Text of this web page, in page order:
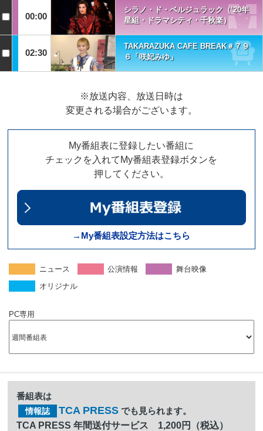
00:00
シラノ・ド・ベルジュラック（’20年
星組・ドラマシティ・千秋楽）
02:30
TAKARAZUKA CAFE BREAK＃７９
６「咲妃みゆ」
※放送内容、放送日時は
変更される場合がございます。
My番組表に登録したい番組に
チェックを入れてMy番組表登録ボタンを
押してください。
→My番組表設定方法はこちら
ニュース 公演情報
舞台映像
オリジナル
PC専用
番組表は
情報誌 TCA PRESS でも見られます。
TCA PRESS 年間送付サービス 1,200円（税込）